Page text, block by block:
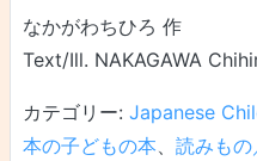
なかがわちひろ 作
Text/Ill. NAKAGAWA
カテゴリー: Japanese
本の子どもの本、 読みも